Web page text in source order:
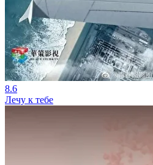
8.6
Лечу к тебе